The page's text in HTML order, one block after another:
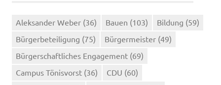
Aleksander Weber (36) Bauen (103) Bildung (59)
Bürgerbeteiligung (75) Bürgermeister (49)
Bürgerschaftliches Engagement (69)
Campus Tönisvorst (36) CDU (60)